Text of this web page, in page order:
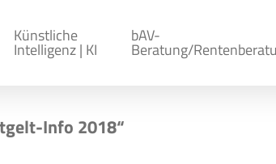
Künstliche
Intelligenz | KI
bAV-
Beratung/
Info 2018“